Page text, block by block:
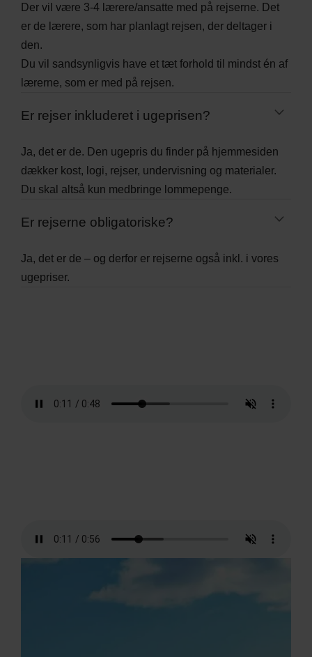
Der vil være 3-4 lærere/ansatte med på rejserne. Det
er de lærere, som har planlagt rejsen, der deltager i
den.
Du vil sandsynligvis have et tæt forhold til mindst én af
lærerne, som er med på rejsen.
Er rejser inkluderet i ugeprisen?
Ja, det er de. Den ugepris du finder på hjemmesiden
dækker kost, logi, rejser, undervisning og materialer.
Du skal altså kun medbringe lommepenge.
Er rejserne obligatoriske?
Ja, det er de – og derfor er rejserne også inkl. i vores
ugepriser.